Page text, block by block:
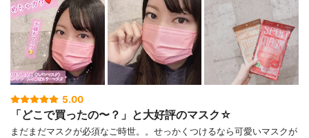
5.00
「どこで買ったの〜？」と大好評のマスク☆
まだまだマスクが必須なご時世。。せっかくつけるなら可愛いマスクが